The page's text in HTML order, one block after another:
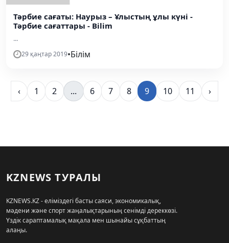
Тәрбие сағаты: Наурыз – Ұлыстың ұлы күні -
Тәрбие сағаттары - Bilim
...
29 қаңтар 2019•Білім
‹ 1 2 ... 6 7 8 9 10 11 ›
KZNEWS ТУРАЛЫ
KZNEWS.KZ - еліміздегі басты саяси, экономикалық,
мәдени және спорт жаңалықтарының сенімді дереккөзі.
Үздік сараптамалық мақала мен шынайы сұқбаттың
алаңы.